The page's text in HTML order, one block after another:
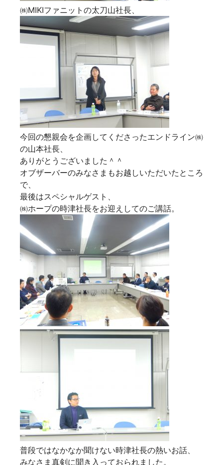
㈱MIKIファニットの太刀山社長、
今回の懇親会を企画してくださったエンドライン㈱
の山本社長、
ありがとうございました＾＾
オブザーバーのみなさまもお越しいただいたところ
で、
最後はスペシャルゲスト、
㈱ホープの時津社長をお迎えしてのご講話。
普段ではなかなか聞けない時津社長の熱いお話、
みなさま真剣に聞き入っておられました。